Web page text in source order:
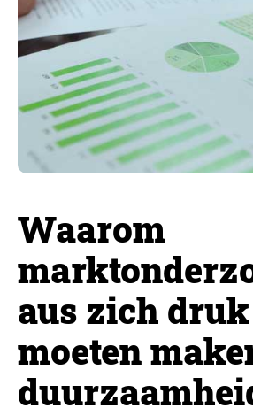
Waarom
aus zich druk
moeten